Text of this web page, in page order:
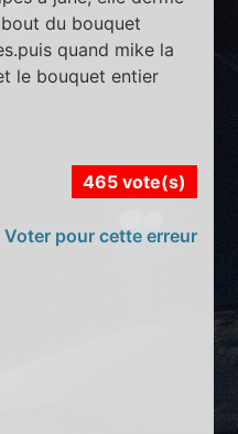
du bouquet
quand mike la
le bouquet entier
465 vote(s)
Voter pour cette erreur